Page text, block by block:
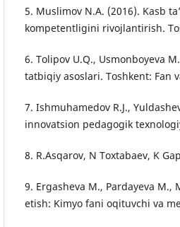
5. Muslimov N.A. (2016). Kasb
kompetentligini rivojlantirish.
6. Tolipov U.Q., Usmonboyeva
tatbiqiy asoslari. Toshkent: Fan
7. Ishmuhamedov R.J.,
innovatsion pedagogik
8. R.Asqarov, N Toxtabaev, K
9. Ergasheva M., Pardayeva
etish: Kimyo fani oqituvchi va